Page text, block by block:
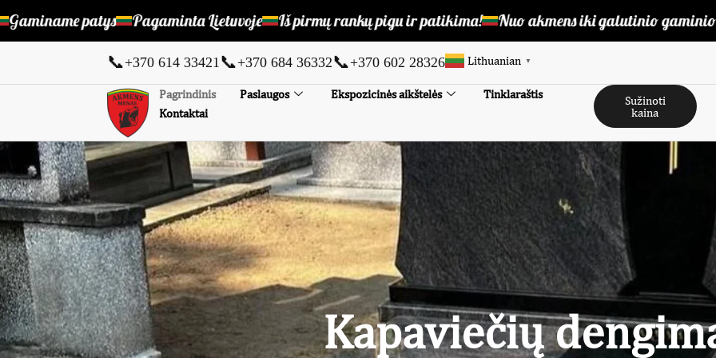
patys Pagaminta Lietuvoje Iš pirmų rankų pigu ir patikima! Nuo akmens iki galutinio gaminio
📞+370 614 33421 📞+370 684 36332📞+370 602 28326 Lithuanian ▼
Pagrindinis Paslaugos Ekspozicinės aikštelės
Tinklaraštis
Kontaktai
Sužinoti
kaina
Kapaviečių